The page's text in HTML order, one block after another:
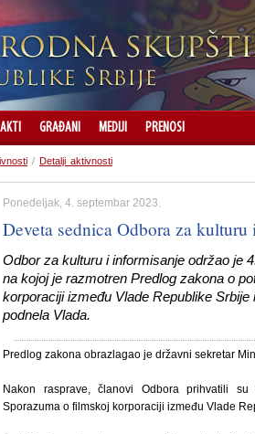
AKTI GRAĐANI MEDIJI PRENOSI
/ Detalji aktivnosti
Ponedeljak, 4. septembar 2023.
Deveta sednica Odbora za kulturu
Odbor za kulturu i informisanje održao je
na kojoj je razmotren Predlog zakona o
korporaciji između Vlade Republike Srbije
podnela Vlada.
Predlog zakona obrazlagao je državni sekretar
Nakon rasprave, članovi Odbora prihvatili
Sporazuma o filmskoj korporaciji između Vlade